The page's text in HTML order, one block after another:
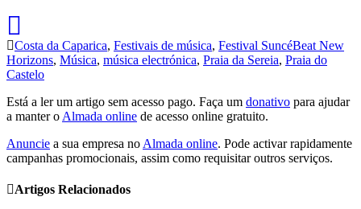
Costa da Caparica, Festivais de música, Festival SuncéBeat New
Horizons, Música, música electrónica, Praia da Sereia, Praia do
Castelo
Está a ler um artigo sem acesso pago. Faça um donativo para ajudar
a manter o Almada online de acesso online gratuito.
Anuncie a sua empresa no Almada online. Pode activar rapidamente
campanhas promocionais, assim como requisitar outros serviços.
Artigos Relacionados